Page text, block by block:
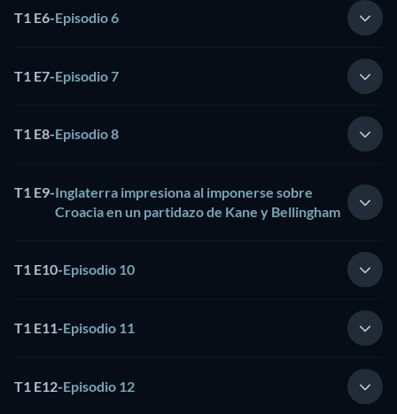
T1 E6-Episodio 6
T1 E7-Episodio 7
T1 E8-Episodio 8
T1 E9-Inglaterra impresiona al imponerse sobre
Croacia en un partidazo de Kane y Bellingham
T1 E10-Episodio 10
T1 E11-Episodio 11
T1 E12-Episodio 12